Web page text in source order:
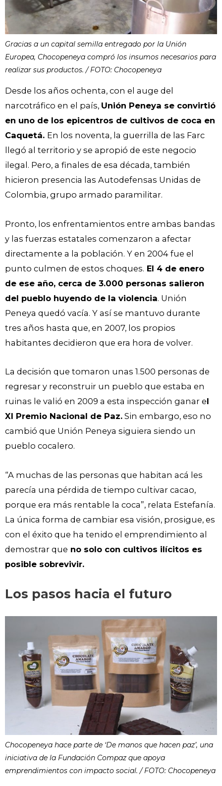
Gracias a un capital semilla entregado por la Unión
Europea, Chocopeneya compró los insumos necesarios para
realizar sus productos. / FOTO: Chocopeneya
Desde los años ochenta, con el auge del
narcotráfico en el país, Unión Peneya se convirtió
en uno de los epicentros de cultivos de coca en
Caquetá. En los noventa, la guerrilla de las Farc
llegó al territorio y se apropió de este negocio
ilegal. Pero, a finales de esa década, también
hicieron presencia las Autodefensas Unidas de
Colombia, grupo armado paramilitar.
Pronto, los enfrentamientos entre ambas bandas
y las fuerzas estatales comenzaron a afectar
directamente a la población. Y en 2004 fue el
punto culmen de estos choques. El 4 de enero
de ese año, cerca de 3.000 personas salieron
del pueblo huyendo de la violencia. Unión
Peneya quedó vacía. Y así se mantuvo durante
tres años hasta que, en 2007, los propios
habitantes decidieron que era hora de volver.
La decisión que tomaron unas 1.500 personas de
regresar y reconstruir un pueblo que estaba en
ruinas le valió en 2009 a esta inspección ganar el
XI Premio Nacional de Paz. Sin embargo, eso no
cambió que Unión Peneya siguiera siendo un
pueblo cocalero.
“A muchas de las personas que habitan acá les
parecía una pérdida de tiempo cultivar cacao,
porque era más rentable la coca”, relata Estefanía.
La única forma de cambiar esa visión, prosigue, es
con el éxito que ha tenido el emprendimiento al
demostrar que no solo con cultivos ilícitos es
posible sobrevivir.
Los pasos hacia el futuro
Chocopeneya hace parte de ‘De manos que hacen paz’, una
iniciativa de la Fundación Compaz que apoya
emprendimientos con impacto social. / FOTO: Chocopeneya